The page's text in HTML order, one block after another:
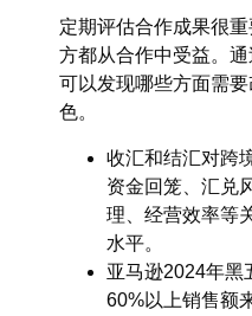
定期评估合作成果很
方都从合作中受益。
可以发现哪些方面需
色。
收汇和结汇对跨
资金回笼、汇兑
理、经营效率等
水平。
亚马逊2024年黑
60%以上销售额